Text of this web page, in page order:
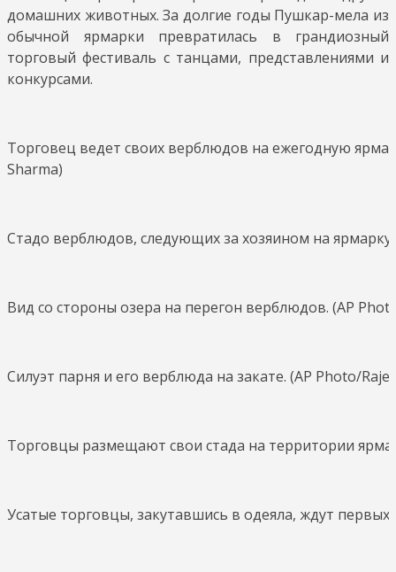
домашних животных. За долгие годы Пушкар-мела из
обычной ярмарки превратилась в грандиозный
торговый фестиваль с танцами, представлениями и
конкурсами.
Торговец ведет своих верблюдов на ежегодную
Sharma)
Стадо верблюдов, следующих за хозяином на
Вид со стороны озера на перегон верблюдов. (AP
Силуэт парня и его верблюда на закате. (AP Photo/
Торговцы размещают свои стада на территории
Усатые торговцы, закутавшись в одеяла, ждут